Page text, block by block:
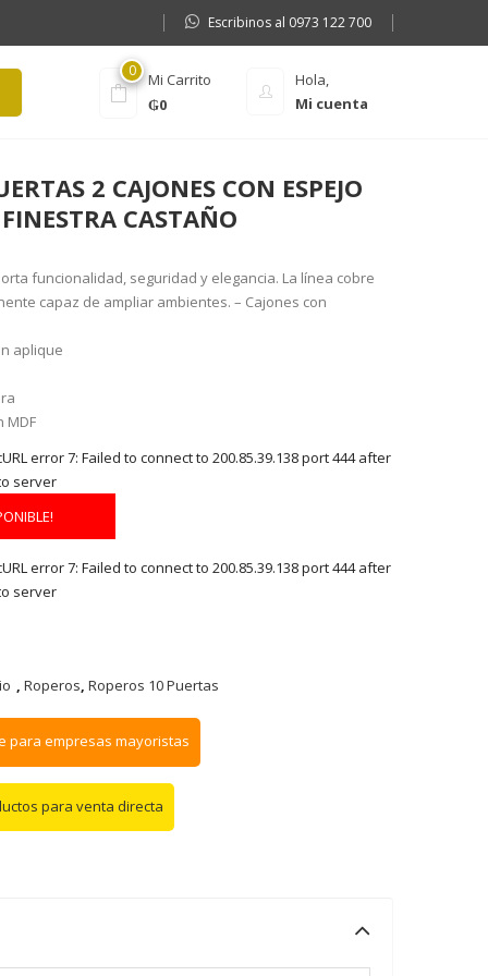
Escribinos al 0973 122 700
Hola,
Mi cuenta
0
Mi Carrito
₲0
2 CAJONES CON ESPEJO
CASTAÑO
funcionalidad, seguridad y elegancia. La línea cobre
capaz de ampliar ambientes. – Cajones con
aplique
MDF
error 7: Failed to connect to 200.85.39.138 port 444 after
server
error 7: Failed to connect to 200.85.39.138 port 444 after
server
, Roperos, Roperos 10 Puertas
para empresas mayoristas
para venta directa